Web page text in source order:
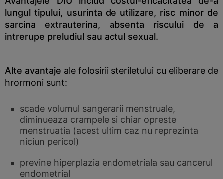
lungul tipului, usurinta de utilizare, risc minor de
sarcina extrauterina, absenta riscului de a
intrerupe preludiul sau actul sexual.
Alte avantaje ale folosirii steriletului cu eliberare de
hrormoni sunt:
scade volumul sangerarii menstruale,
diminueaza crampele si chiar opreste
menstruatia (acest ultim caz nu reprezinta
niciun pericol)
previne hiperplazia endometriala sau cancerul
endometrial